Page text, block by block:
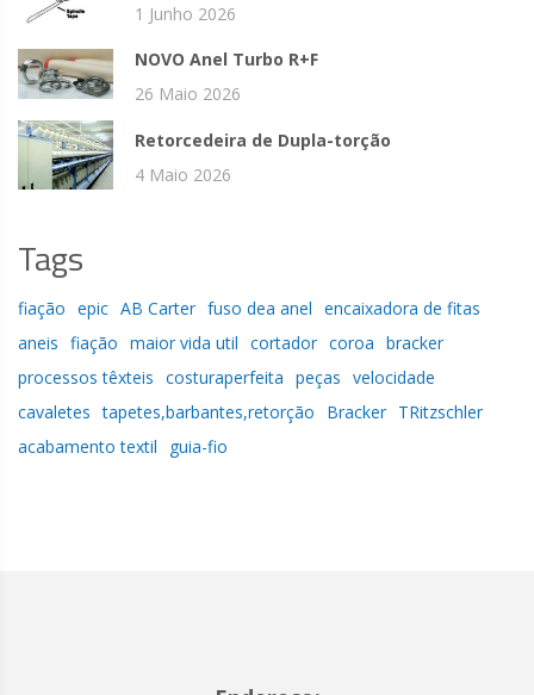
1 Junho 2026
NOVO Anel Turbo R+F
26 Maio 2026
Retorcedeira de Dupla-torção
4 Maio 2026
Tags
fiação epic AB Carter fuso dea anel encaixadora de fitas
aneis fiação maior vida util cortador coroa bracker
processos têxteis costuraperfeita peças velocidade
cavaletes tapetes,barbantes,retorção Bracker TRitzschler
acabamento textil
guia-fio